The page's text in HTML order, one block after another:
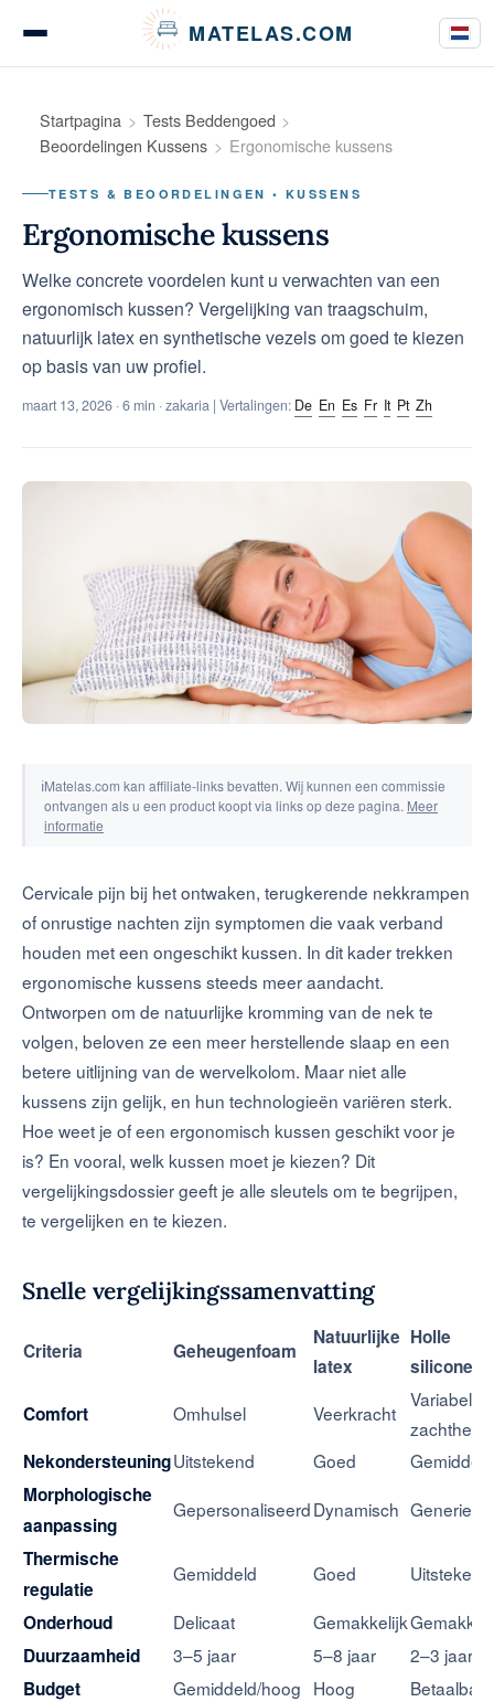
MATELAS.COM
Matrastests en beoordelingen
Koopgidsen
Advies
Startpagina
Tests Beddengoed
Beoordelingen Kussens
Ergonomische kussens
TESTS & BEOORDELINGEN • KUSSENS
Ergonomische kussens
Welke concrete voordelen kunt u verwachten van een
ergonomisch kussen? Vergelijking van traagschuim,
natuurlijk latex en synthetische vezels om goed te kiezen
op basis van uw profiel.
maart 13, 2026 · 6 min · zakaria | Vertalingen: De En Es Fr It Pt Zh
ℹMatelas.com kan affiliate-links bevatten. Wij kunnen een commissie
ontvangen als u een product koopt via links op deze pagina. Meer
informatie
Cervicale pijn bij het ontwaken, terugkerende nekkrampen
of onrustige nachten zijn symptomen die vaak verband
houden met een ongeschikt kussen. In dit kader trekken
ergonomische kussens steeds meer aandacht.
Ontworpen om de natuurlijke kromming van de nek te
volgen, beloven ze een meer herstellende slaap en een
betere uitlijning van de wervelkolom. Maar niet alle
kussens zijn gelijk, en hun technologieën variëren sterk.
Hoe weet je of een ergonomisch kussen geschikt voor je
is? En vooral, welk kussen moet je kiezen? Dit
vergelijkingsdossier geeft je alle sleutels om te begrijpen,
te vergelijken en te kiezen.
Snelle vergelijkingssamenvatting
Criteria Geheugenfoam
Natuurlijke
latex
Holle
Comfort
Omhulsel Veerkracht
Variabele
zachtheid
NekondersteuningUitstekend Goed
Gemiddeld
Morphologische
aanpassing
GepersonaliseerdDynamisch Generiek
Thermische
regulatie
Gemiddeld Goed Uitstekend
Onderhoud Delicaat Gemakkelijk
Duurzaamheid
3–5 jaar 5–8 jaar
2–3 jaar
Budget
Gemiddeld/hoog Hoog
Betaalbaar
Cookies beheer paneel